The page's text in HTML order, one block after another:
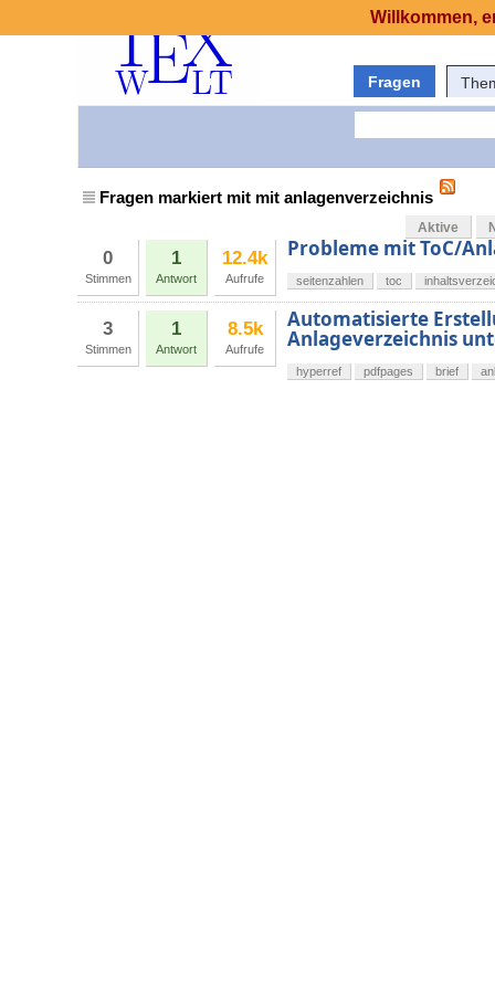
Fragen
Fragen markiert mit mit anlagenverzeichnis
Aktive
0
Stimmen
1
Antwort
12.4k
Aufrufe
Probleme mit ToC/
seitenzahlen toc
3
Stimmen
1
Antwort
8.5k
Aufrufe
Automatisierte
Anlageverzeichnis
hyperref pdfpages brief
Willkommen,